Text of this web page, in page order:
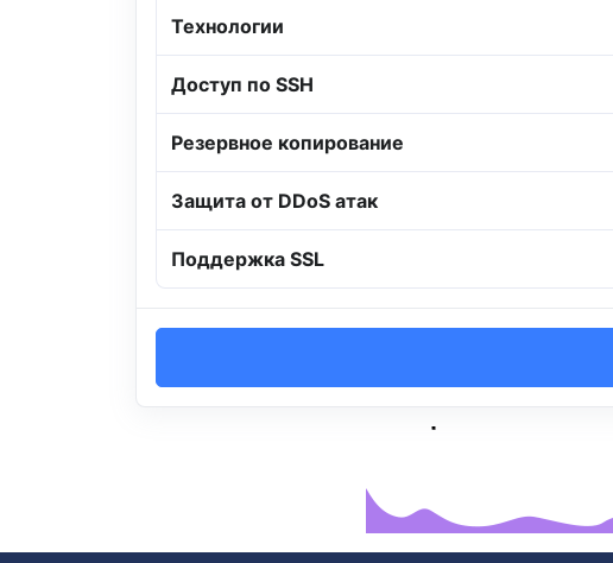
Технологии
Доступ по SSH
Резервное копирование
Защита от DDoS атак
Поддержка SSL